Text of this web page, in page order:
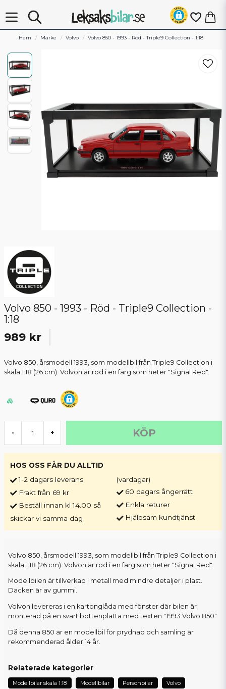
Hem Märke Volvo Volvo 850 - 1993 - Röd - Triple9 Collection - 1:18
Volvo 850 - 1993 - Röd - Triple9 Collection -
1:18
989 kr
Volvo 850, årsmodell 1993, som modellbil från Triple9 Collection i
skala 1:18 (26 cm). Volvon är röd i en färg som heter "Signal Red".
- + KÖP
HOS OSS FÅR DU ALLTID
1-2 dagars leverans
Frakt från 69 kr
Beställ innan kl 14.00 så
skickar vi samma dag
(vardagar)
60 dagars ångerrätt
Enkla returer
Hjälpsam kundtjänst
Volvo 850, årsmodell 1993, som modellbil från Triple9 Collection i
skala 1:18 (26 cm). Volvon är röd i en färg som heter "Signal Red".
Modellbilen är tillverkad i metall med mindre detaljer i plast.
Däcken är av gummi.
Volvon levereras i en kartonglåda med fönster där bilen är
monterad på en svart bottenplatta med texten "1993 Volvo 850".
Då denna 850 är en modellbil för prydnad och samling är
rekommenderad ålder 14 år.
Relaterade kategorier
Modellbilar skala 1:18 Modellbilar Personbilar Volvo